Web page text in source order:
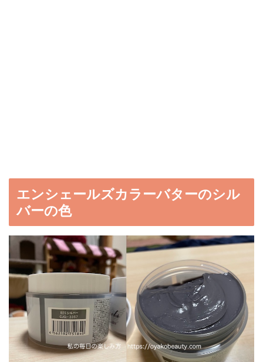
エンシェールズカラーバターのシル
バーの色